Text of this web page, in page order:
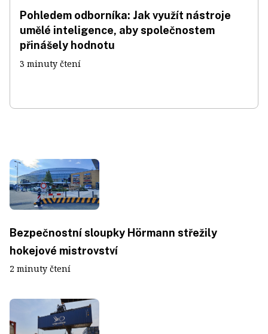
Pohledem odborníka: Jak využít nástroje
umělé inteligence, aby společnostem
přinášely hodnotu
3 minuty čtení
Bezpečnostní sloupky Hörmann střežily
hokejové mistrovství
2 minuty čtení